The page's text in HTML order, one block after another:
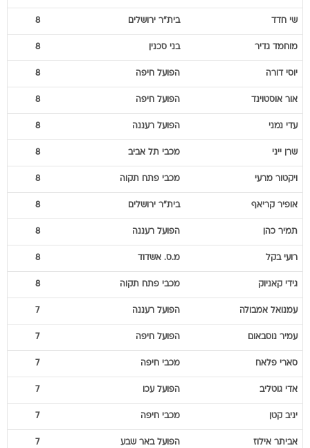
שי חדד בית"ר ירושלים 8
מוחמד גדיר בני סכנין 8
יוסי דורה הפועל חיפה 8
אור אוסטוינד הפועל חיפה 8
עדי נמני הפועל רעננה 8
שרן ייני מכבי תל אביב 8
ויקטור מרעי מכבי פתח תקוה 8
אופיר קריאף בית"ר ירושלים 8
תמיר כהן הפועל רעננה 8
רועי בקל מ.ס. אשדוד 8
גידי קאניוק מכבי פתח תקוה 8
עמנואל אמבולה הפועל רעננה 7
עמיר נוסבאום הפועל חיפה 7
סארי פלאח מכבי חיפה 7
אדי גוטליב הפועל עכו 7
יניב קטן מכבי חיפה 7
אביתר אילוז הפועל באר שבע 7